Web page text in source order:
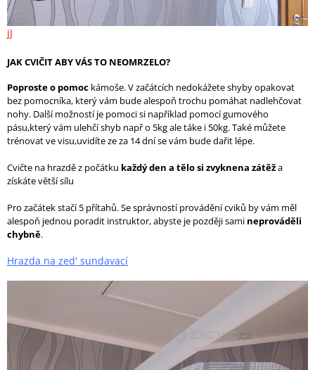
jJ
JAK CVIČIT ABY VÁS TO NEOMRZELO?
Poproste o pomoc kámoše. V začátcích nedokážete shyby opakovat
bez pomocníka, který vám bude alespoň trochu pomáhat nadlehčovat
nohy. Další možností je pomoci si například pomocí gumového
pásu,který vám ulehčí shyb např o 5kg ale táke i 50kg. Také můžete
trénovat ve visu,uvidíte ze za 14 dní se vám bude dařit lépe.
Cvičte na hrazdě z počátku každý den a tělo si zvyknena zátěža
získáte větší sílu
Pro začátek stačí 5 přítahů. Se správností provádění cviků by vám měl
alespoň jednou poradit instruktor, abyste je později sami neprováděli
chybně.
Hrazda na zed' sundavací